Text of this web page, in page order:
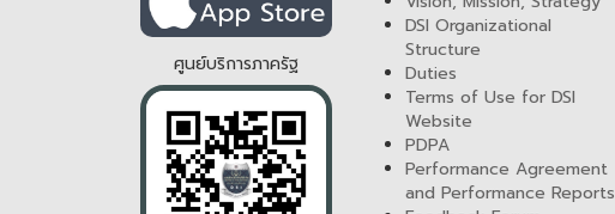
ศูนย์บริการภาครัฐ
DSI Organizational
Structure
Duties
Terms of Use for DSI
Website
PDPA
Performance Agreement
and Performance Reports